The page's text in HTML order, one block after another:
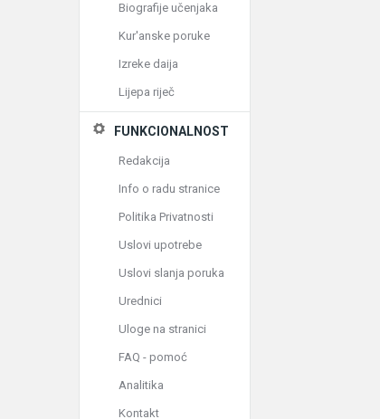
Biografije učenjaka
Kur'anske poruke
Izreke daija
Lijepa riječ
FUNKCIONALNOST
Redakcija
Info o radu stranice
Politika Privatnosti
Uslovi upotrebe
Uslovi slanja poruka
Urednici
Uloge na stranici
FAQ - pomoć
Analitika
Kontakt